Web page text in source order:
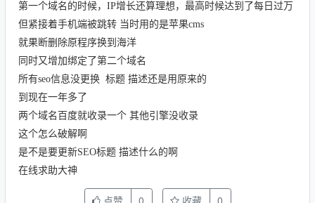
第一个域名的时候，IP增长还算理想，最高时候达到了每日过万
但紧接着手机端被跳转 当时用的是苹果cms
就果断删除原程序换到海洋
同时又增加绑定了第二个域名
所有seo信息没更换 标题 描述还是用原来的
到现在一年多了
两个域名百度就收录一个 其他引擎没收录
这个怎么破解啊
是不是要更新SEO标题 描述什么的啊
在线求助大神
点赞 0 收藏 0